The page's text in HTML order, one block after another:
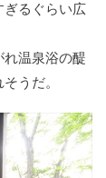
ぎるぐらい広
温泉浴の醍
うだ。